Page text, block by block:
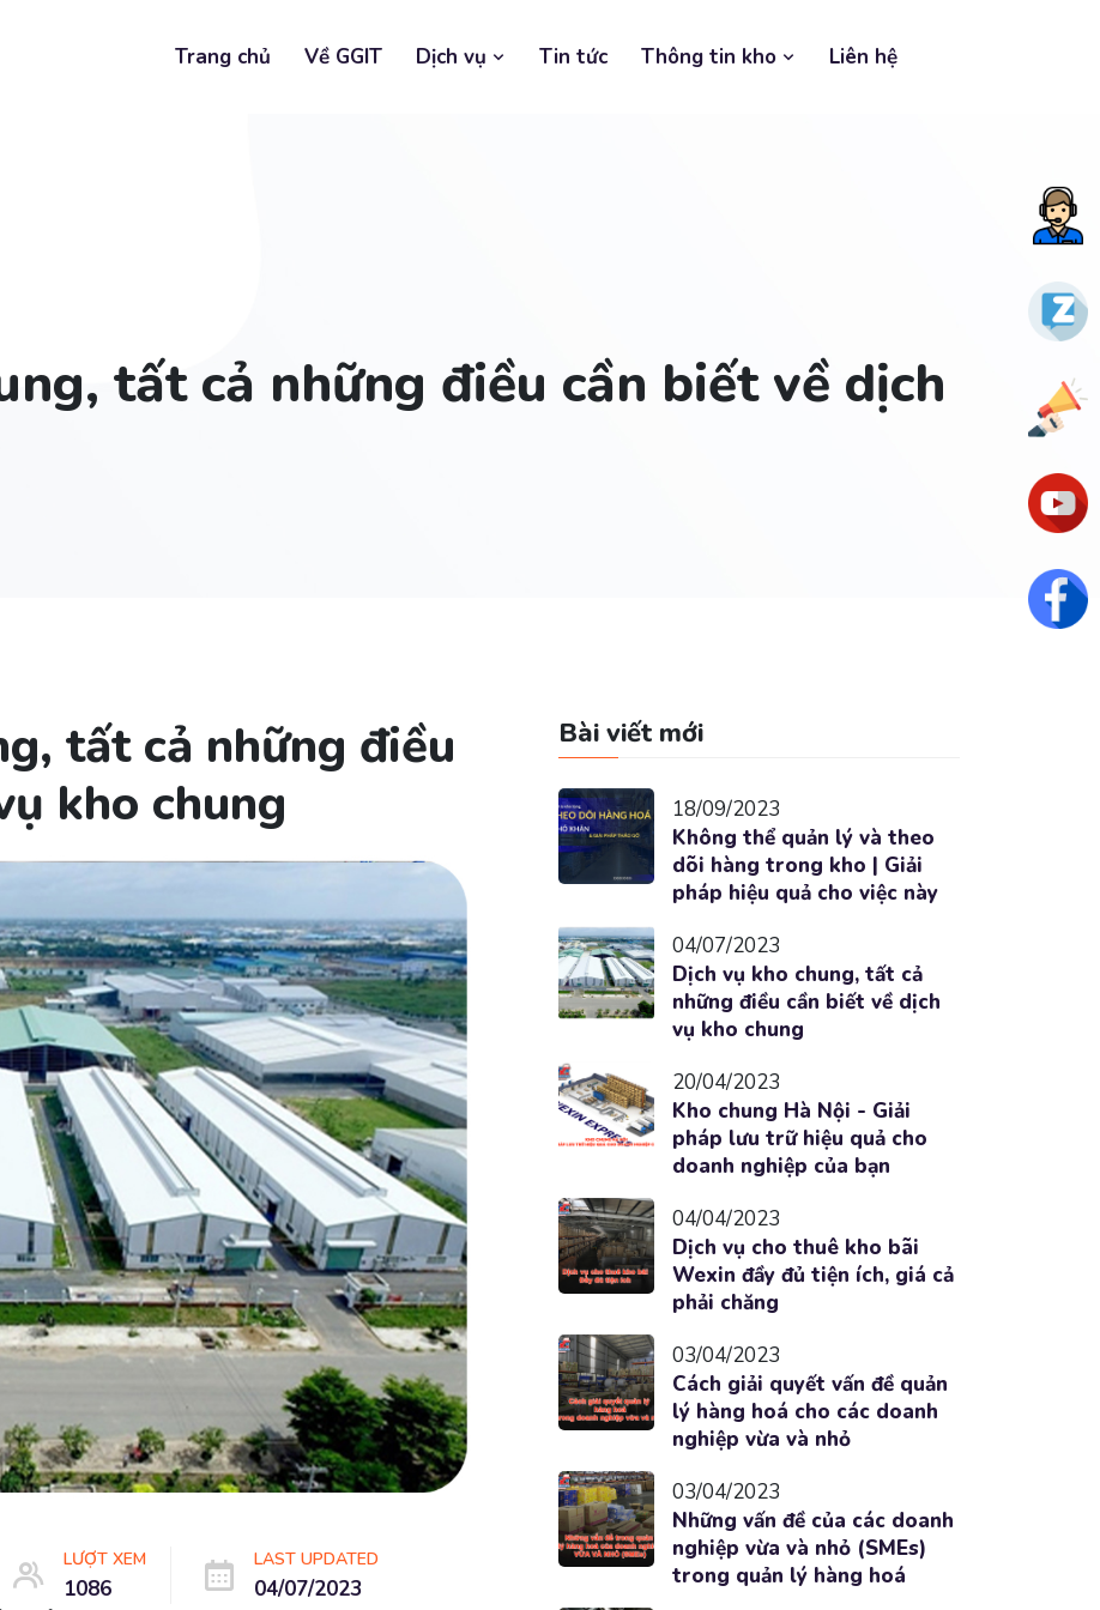
Trang chủ Về GGIT Dịch vụ Tin tức Thông tin kho Liên hệ
tất cả những điều cần biết về dịch
tất cả những điều
kho chung
LƯỢT XEM
1086
LAST UPDATED
04/07/2023
Bài viết mới
18/09/2023
Không thể quản lý và theo
dõi hàng trong kho | Giải
pháp hiệu quả cho việc này
04/07/2023
Dịch vụ kho chung, tất cả
những điều cần biết về dịch
vụ kho chung
20/04/2023
Kho chung Hà Nội - Giải
pháp lưu trữ hiệu quả cho
doanh nghiệp của bạn
04/04/2023
Dịch vụ cho thuê kho bãi
Wexin đầy đủ tiện ích, giá cả
phải chăng
03/04/2023
Cách giải quyết vấn đề quản
lý hàng hoá cho các doanh
nghiệp vừa và nhỏ
03/04/2023
Những vấn đề của các doanh
nghiệp vừa và nhỏ (SMEs)
trong quản lý hàng hoá
Tư
vấn
Zalo
Ưu